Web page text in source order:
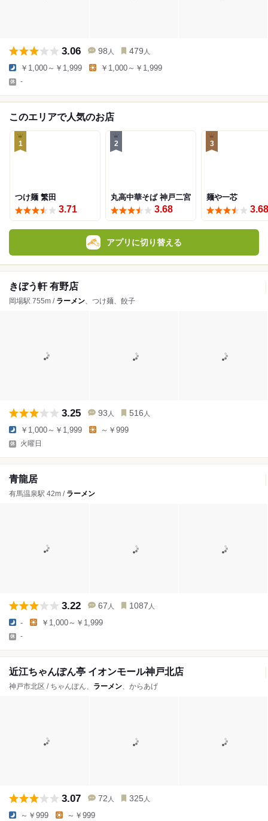
3.06 98 人 479 人
￥1,000～￥1,999 ￥1,000～￥1,999
-
このエリアで人気のお店
1
つけ麺 繁田
3.71
2
丸高中華そば 神戸二宮
3.68
3
麺や一芯
3.68
アプリに切り替える
きぼう軒 有野店
岡場駅 755m / ラーメン、つけ麺、餃子
3.25 93 人 516 人
￥1,000～￥1,999 ～￥999
火曜日
青龍居
有馬温泉駅 42m / ラーメン
3.22 67 人 1087 人
- ￥1,000～￥1,999
-
近江ちゃんぽん亭 イオンモール神戸北店
神戸市北区 / ちゃんぽん、 ラーメン、からあげ
3.07 72 人 325 人
～￥999 ～￥999